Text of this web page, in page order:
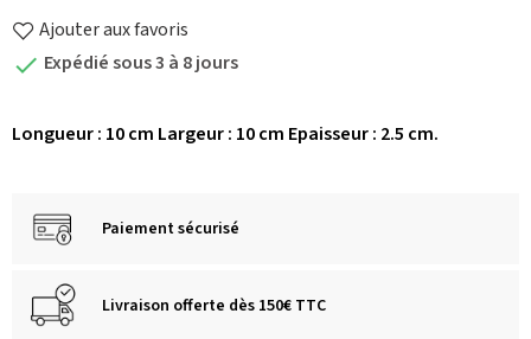
Ajouter aux favoris
 Expédié sous 3 à 8 jours
Longueur : 10 cm Largeur : 10 cm Epaisseur : 2.5 cm.
Paiement sécurisé
Livraison offerte dès 150€ TTC